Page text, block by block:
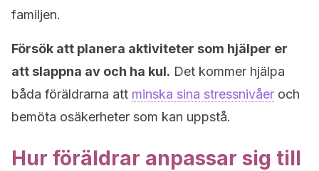
familjen.
Försök att planera aktiviteter som hjälper er
att slappna av och ha kul. Det kommer hjälpa
båda föräldrarna att minska sina stressnivåer och
bemöta osäkerheter som kan uppstå.
Hur föräldrar anpassar sig till